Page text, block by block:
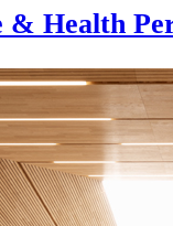
& Health